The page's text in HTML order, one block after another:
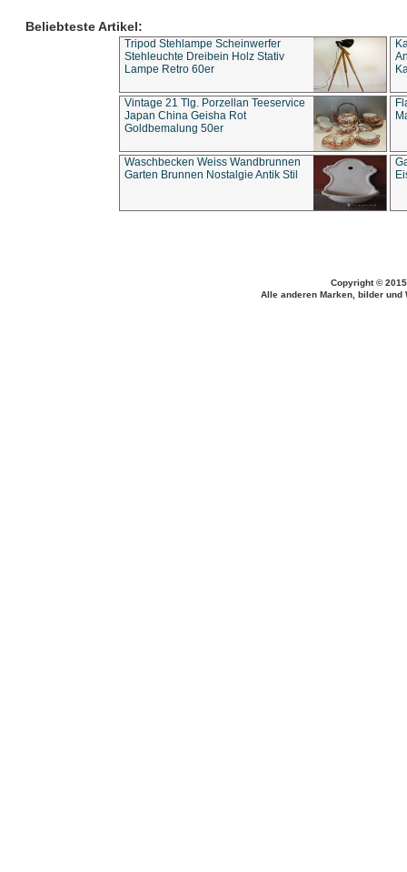
Beliebteste Artikel:
Tripod Stehlampe Scheinwerfer
Stehleuchte Dreibein Holz Stativ
Lampe Retro 60er
Vintage 21 Tlg. Porzellan Teeservice
Japan China Geisha Rot
Goldbemalung 50er
Waschbecken Weiss Wandbrunnen
Garten Brunnen Nostalgie Antik Stil
Copyright ©
Alle anderen Marken, bilder und